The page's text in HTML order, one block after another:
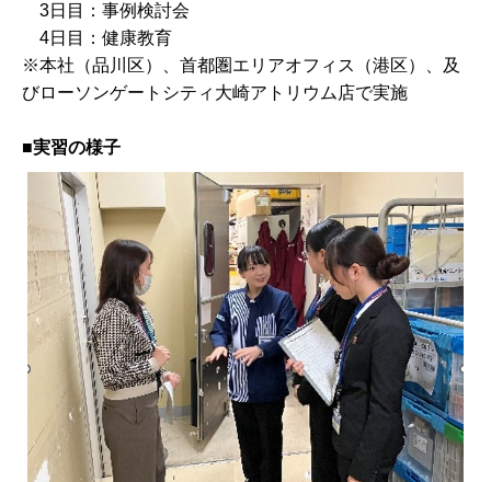
3日目：事例検討会
4日目：健康教育
※本社（品川区）、首都圏エリアオフィス（港区）、及
びローソンゲートシティ大崎アトリウム店で実施
■実習の様子